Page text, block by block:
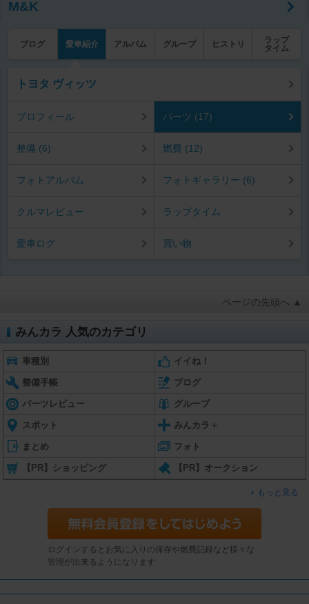
M&K
ブログ 愛車紹介 アルバム グループ ヒストリ
ラップ
タイム
トヨタ ヴィッツ
プロフィール パーツ (17)
整備 (6) 燃費 (12)
フォトアルバム フォトギャラリー (6)
クルマレビュー ラップタイム
愛車ログ 買い物
ページの先頭へ ▲
みんカラ 人気のカテゴリ
車種別 イイね！
整備手帳 ブログ
パーツレビュー グループ
スポット みんカラ＋
まとめ フォト
【PR】ショッピング 【PR】オークション
もっと見る
ログインするとお気に入りの保存や燃費記録など様々な
管理が出来るようになります